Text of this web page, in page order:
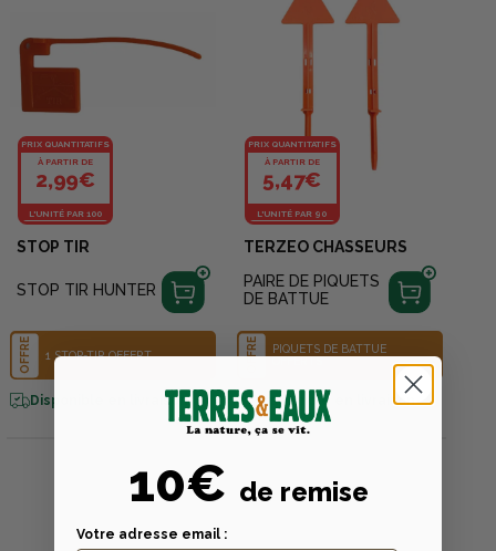
PRIX QUANTITATIFS
À PARTIR DE
2,99€
L'UNITÉ PAR 100
STOP TIR
STOP TIR HUNTER
OFFRE 1 STOP-TIR OFFERT
Disponible en livraison
PRIX QUANTITATIFS
À PARTIR DE
5,47€
L'UNITÉ PAR 90
TERZEO CHASSEURS
PAIRE DE PIQUETS
DE BATTUE
OFFRE
PIQUETS DE BATTUE
Disponible en livraison
10€ de remise
Votre adresse email :